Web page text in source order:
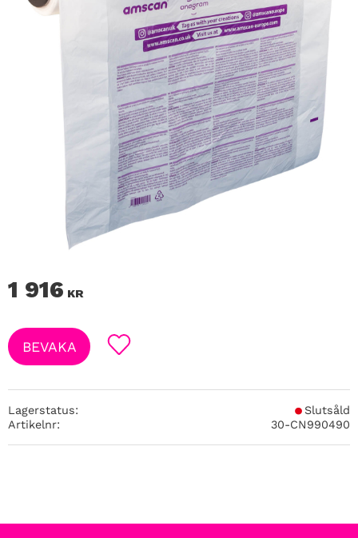
1 916 KR
Lägg till i favoriter
BEVAKA
Lagerstatus
Slutsåld
Artikelnr
30-CN990490